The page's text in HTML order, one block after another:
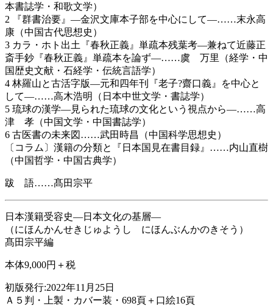
本書誌学・和歌文学）
2 『群書治要』―金沢文庫本子部を中心にして―……末永高
康（中国古代思想史）
3 カラ・ホト出土『春秋正義』単疏本残葉考―兼ねて近藤正
斎手鈔『春秋正義』単疏本を論ず―……虞 万里（経学・中
国歴史文献・石経学・伝統言語学）
4 林羅山と古活字版―元和四年刊『老子?齋口義』を中心と
して―……高木浩明（日本中世文学・書誌学）
5 琉球の漢学―見られた琉球の文化という視点から―……高
津 孝（中国文学・中国書誌学）
6 古医書の未来図……武田時昌（中国科学思想史）
〔コラム〕漢籍の分類と『日本国見在書目録』……内山直樹
（中国哲学・中国古典学）
跋 語……髙田宗平
日本漢籍受容史―日本文化の基層―
（にほんかんせきじゅようし にほんぶんかのきそう）
髙田宗平編
本体9,000円＋税
初版発行:2022年11月25日
Ａ５判・上製・カバー装・698頁＋口絵16頁